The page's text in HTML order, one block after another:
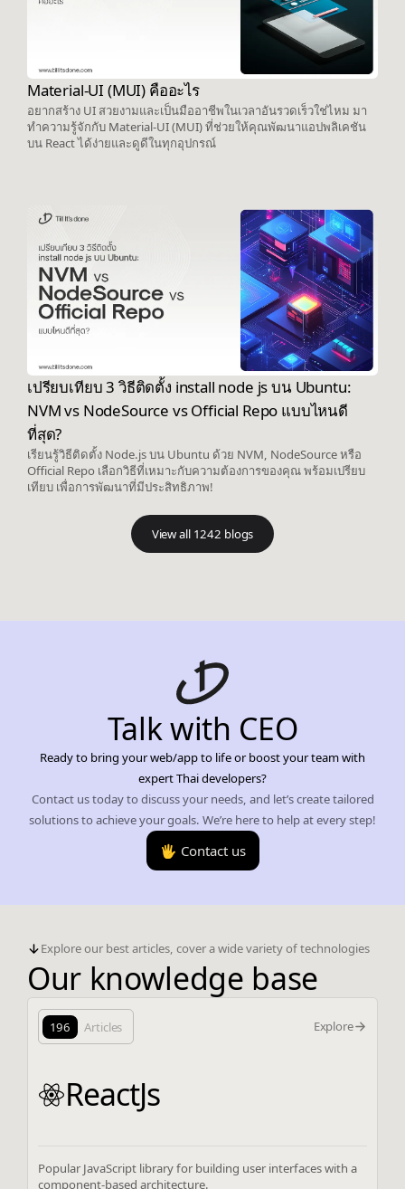
Material-UI (MUI) คืออะไร
อยากสร้าง UI สวยงามและเป็นมืออาชีพในเวลาอันรวดเร็วใช่ไหม มา
ทำความรู้จักกับ Material-UI (MUI) ที่ช่วยให้คุณพัฒนาแอปพลิเคชัน
บน React ได้ง่ายและดูดีในทุกอุปกรณ์
เปรียบเทียบ 3 วิธีติดตั้ง install node js บน Ubuntu:
NVM vs NodeSource vs Official Repo แบบไหนดี
ที่สุด?
เรียนรู้วิธีติดตั้ง Node.js บน Ubuntu ด้วย NVM, NodeSource หรือ
Official Repo เลือกวิธีที่เหมาะกับความต้องการของคุณ พร้อมเปรียบ
เทียบ เพื่อการพัฒนาที่มีประสิทธิภาพ!
View all 1242 blogs
Talk with CEO
Ready to bring your web/app to life or boost your team with
expert Thai developers?
Contact us today to discuss your needs, and let’s create tailored
solutions to achieve your goals. We’re here to help at every step!
🖐️ Contact us
Explore our best articles, cover a wide variety of technologies
Our knowledge base
196 Articles Explore
ReactJs
Popular JavaScript library for building user interfaces with a
component-based architecture.